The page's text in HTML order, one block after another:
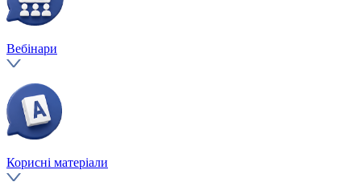
Вебінари
Корисні матеріали